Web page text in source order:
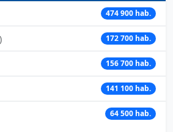
474 900 hab.
) 172 700 hab.
156 700 hab.
141 100 hab.
64 500 hab.